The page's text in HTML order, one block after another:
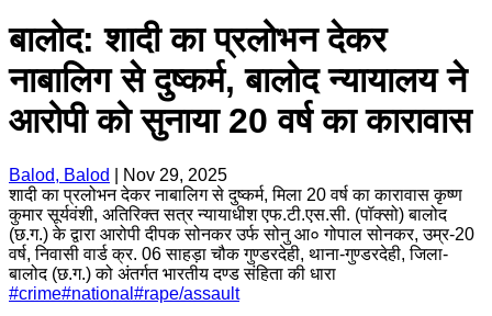
बालोद: शादी का प्रलोभन देकर
नाबालिग से दुष्कर्म, बालोद न्यायालय ने
आरोपी को सुनाया 20 वर्ष का कारावास
Balod, Balod
Nov 29, 2025
शादी का प्रलोभन देकर नाबालिग से दुष्कर्म, मिला 20 वर्ष का कारावास कृष्ण
कुमार सूर्यवंशी, अतिरिक्त सत्र न्यायाधीश एफ.टी.एस.सी. (पॉक्सो) बालोद
(छ.ग.) के द्वारा आरोपी दीपक सोनकर उर्फ सोनु आ० गोपाल सोनकर, उम्र-20
वर्ष, निवासी वार्ड क्र. 06 साहड़ा चौक गुण्डरदेही, थाना-गुण्डरदेही, जिला-
बालोद (छ.ग.) को अंतर्गत भारतीय दण्ड संहिता की धारा
#crime#national #rape/assault